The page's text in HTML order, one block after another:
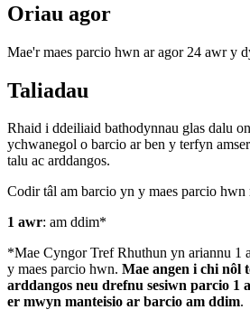
Oriau agor
Mae'r maes parcio hwn ar agor 24 awr y
Taliadau
Rhaid i ddeiliaid bathodynnau glas dalu
ychwanegol o barcio ar ben y terfyn
talu ac arddangos.
Codir tâl am barcio yn y maes parcio hwn
1 awr: am ddim*
*Mae Cyngor Tref Rhuthun yn ariannu 1
y maes parcio hwn. Mae angen i chi nôl
arddangos neu drefnu sesiwn parcio 1
er mwyn manteisio ar barcio am ddim.